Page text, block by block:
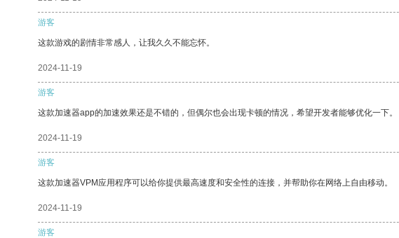
游客
这款游戏的剧情非常感人，让我久久不能忘怀。
2024-11-19
游客
这款加速器app的加速效果还是不错的，但偶尔也会出现卡顿的情况，希望开发者能够优化一下。
2024-11-19
游客
这款加速器VPM应用程序可以给你提供最高速度和安全性的连接，并帮助你在网络上自由移动。
2024-11-19
游客